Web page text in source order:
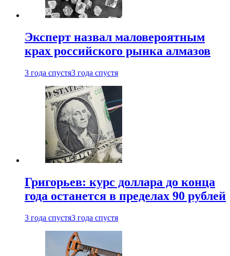
Эксперт назвал маловероятным
крах российского рынка алмазов
3 года спустя3 года спустя
Григорьев: курс доллара до конца
года останется в пределах 90 рублей
3 года спустя3 года спустя